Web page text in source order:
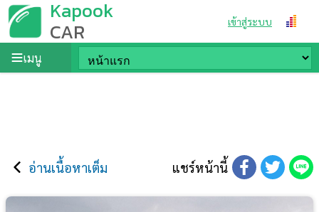
Kapook
CAR เข้าสู่ระบบ
เมนู
อ่านเนื้อหาเต็ม แชร์หน้านี้